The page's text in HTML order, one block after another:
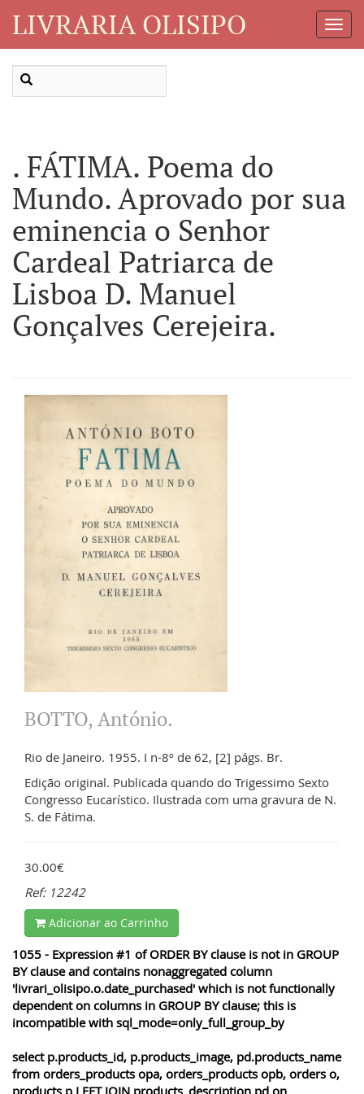
LIVRARIA OLISIPO
. FÁTIMA. Poema do
Mundo. Aprovado por sua
eminencia o Senhor
Cardeal Patriarca de
Lisboa D. Manuel
Gonçalves Cerejeira.
BOTTO, António.
Rio de Janeiro. 1955. I n-8º de 62, [2] págs. Br.
Edição original. Publicada quando do Trigessimo Sexto
Congresso Eucarístico. Ilustrada com uma gravura de N.
S. de Fátima.
30.00€
Ref: 12242
Adicionar ao Carrinho
1055 - Expression #1 of ORDER BY clause is not in GROUP
BY clause and contains nonaggregated column
'livrari_olisipo.o.date_purchased' which is not functionally
dependent on columns in GROUP BY clause; this is
incompatible with sql_mode=only_full_group_by
select p.products_id, p.products_image, pd.products_name
from orders_products opa, orders_products opb, orders o,